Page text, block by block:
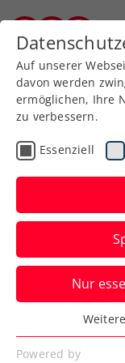
Zurück zur
Kids & Jugend
Tennis
Veit /
Am
die
Unterstufen
Auf unserer
davon werden
ermöglichen, Ihre
zu verbessern.
Essenziell
Nur
Essenziell
Essenzielle
Powered by